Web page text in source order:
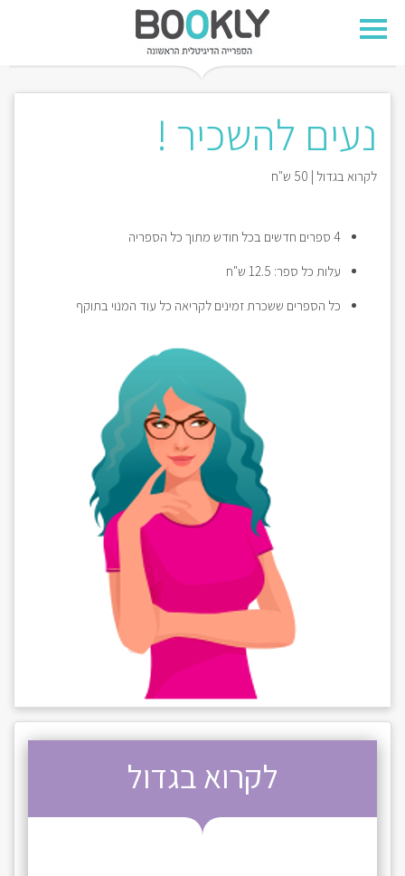
נעים להשכיר !
לקרוא בגדול | 50 ש"ח
4 ספרים חדשים בכל חודש מתוך כל הספריה
עלות כל ספר: 12.5 ש"ח
כל הספרים ששכרת זמינים לקריאה כל עוד המנוי בתוקף
לקרוא בגדול